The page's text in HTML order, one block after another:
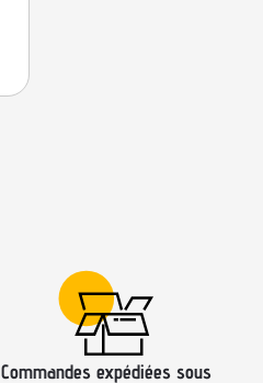
Commandes expédiées sous